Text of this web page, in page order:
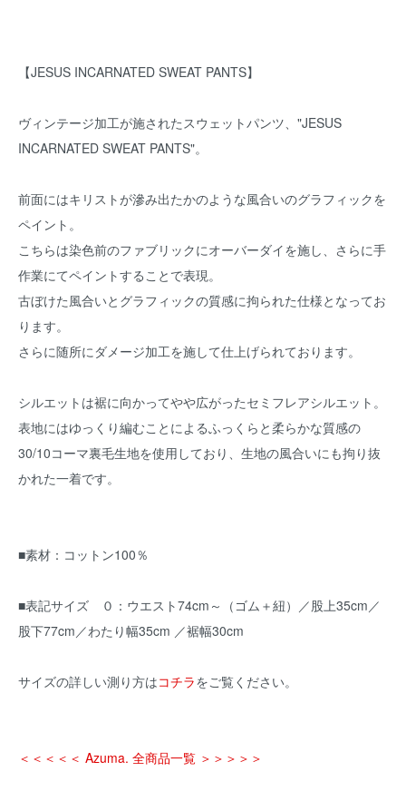
【JESUS INCARNATED SWEAT PANTS】
ヴィンテージ加工が施されたスウェットパンツ、"JESUS
INCARNATED SWEAT PANTS"。
前面にはキリストが滲み出たかのような風合いのグラフィックを
ペイント。
こちらは染色前のファブリックにオーバーダイを施し、さらに手
作業にてペイントすることで表現。
古ぼけた風合いとグラフィックの質感に拘られた仕様となってお
ります。
さらに随所にダメージ加工を施して仕上げられております。
シルエットは裾に向かってやや広がったセミフレアシルエット。
表地にはゆっくり編むことによるふっくらと柔らかな質感の
30/10コーマ裏毛生地を使用しており、生地の風合いにも拘り抜
かれた一着です。
■素材：コットン100％
■表記サイズ ０：ウエスト74cm～（ゴム＋紐）／股上35cm／
股下77cm／わたり幅35cm ／裾幅30cm
サイズの詳しい測り方はコチラをご覧ください。
＜＜＜＜＜ Azuma. 全商品一覧 ＞＞＞＞＞